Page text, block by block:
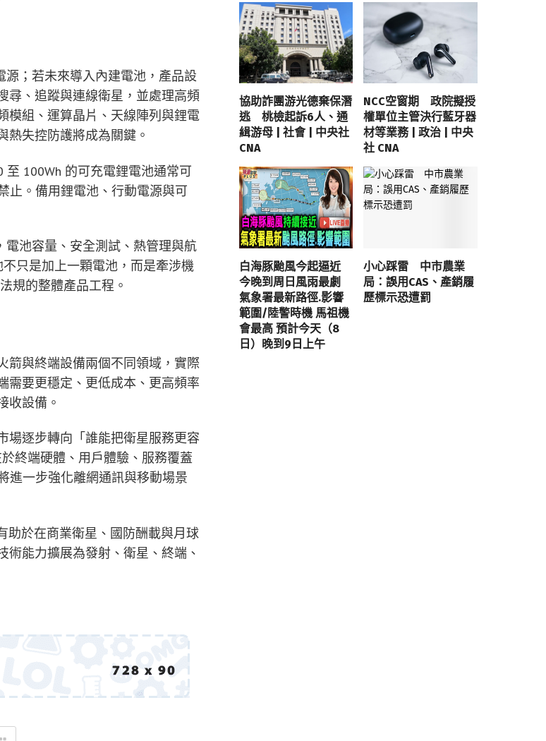
；若未來導入內建電池，產品設
尋、追蹤與連線衛星，並處理高頻
模組、運算晶片、天線陣列與鋰電
熱失控防護將成為關鍵。
100Wh 的可充電鋰電池通常可
止。備用鋰電池、行動電源與可
電池容量、安全測試、熱管理與航
只是加上一顆電池，而是牽涉機
規的整體產品工程。
箭與終端設備兩個不同領域，實際
需要更穩定、更低成本、更高頻率
收設備。
場逐步轉向「誰能把衛星服務更容
終端硬體、用戶體驗、服務覆蓋
進一步強化離網通訊與移動場景
助於在商業衛星、國防酬載與月球
能力擴展為發射、衛星、終端、
協助詐團游光德棄保潛
逃 桃檢起訴6人、通
緝游母 | 社會 | 中央社
CNA
NCC空窗期 政院擬授
權單位主管決行藍牙器
材等業務 | 政治 | 中央
社 CNA
白海豚颱風今起逼近
今晚到周日風雨最劇
氣象署最新路徑.影響
範圍/陸警時機 馬祖機
會最高 預計今天（8
日）晚到9日上午
小心踩雷 中市農業
局：誤用CAS、產銷履
歷標示恐遭罰